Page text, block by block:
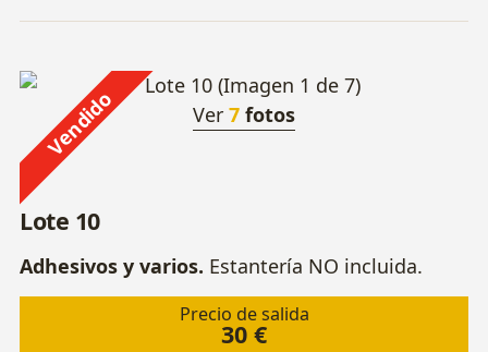
Vendido Ver 7 fotos
Lote 10
Adhesivos y varios. Estantería NO incluida.
Precio de salida
30 €